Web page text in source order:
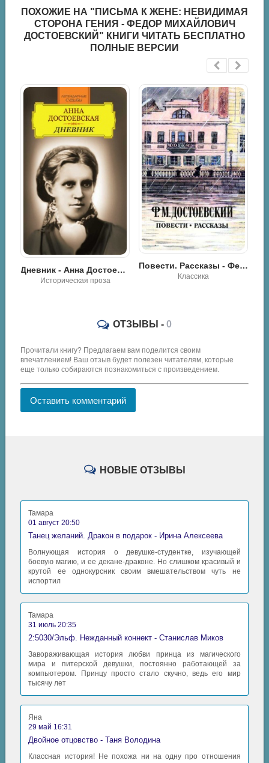
ПОХОЖИЕ НА "ПИСЬМА К ЖЕНЕ: НЕВИДИМАЯ
СТОРОНА ГЕНИЯ - ФЕДОР МИХАЙЛОВИЧ
ДОСТОЕВСКИЙ" КНИГИ ЧИТАТЬ БЕСПЛАТНО
ПОЛНЫЕ ВЕРСИИ
Дневник - Анна Достоевская
Историческая проза
Повести. Рассказы - Федор Михайлович Достоевский
Классика
ОТЗЫВЫ - 0
Прочитали книгу? Предлагаем вам поделится своим
впечатлением! Ваш отзыв будет полезен читателям, которые
еще только собираются познакомиться с произведением.
Оставить комментарий
НОВЫЕ ОТЗЫВЫ
Тамара
01 август 20:50
Танец желаний. Дракон в подарок - Ирина Алексеева
Волнующая история о девушке-студентке, изучающей
боевую магию, и ее декане-драконе. Но слишком красивый и
крутой ее однокурсник своим вмешательством чуть не
испортил
Тамара
31 июль 20:35
2:5030/Эльф. Нежданный коннект - Станислав Миков
Завораживающая история любви принца из магического
мира и питерской девушки, постоянно работающей за
компьютером. Принцу просто стало скучно, ведь его мир
тысячу лет
Яна
29 май 16:31
Двойное отцовство - Таня Володина
Классная история! Не похожа ни на одну про отношения